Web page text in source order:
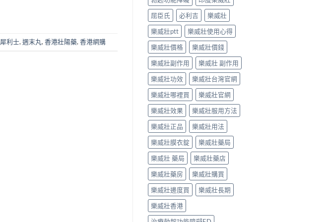
犀利士, 週末丸, 香港壯陽藥, 香港網購
屈臣氏
必利吉
樂威壯
樂威壯ptt
樂威壯使用心得
樂威壯價格
樂威壯價錢
樂威壯副作用
樂威壯 副作用
樂威壯功效
樂威壯台灣官網
樂威壯哪裡買
樂威壯官網
樂威壯效果
樂威壯服用方法
樂威壯正品
樂威壯用法
樂威壯膜衣錠
樂威壯藥局
樂威壯 藥局
樂威壯藥店
樂威壯藥房
樂威壯購買
樂威壯邊度買
樂威壯長期
樂威壯香港